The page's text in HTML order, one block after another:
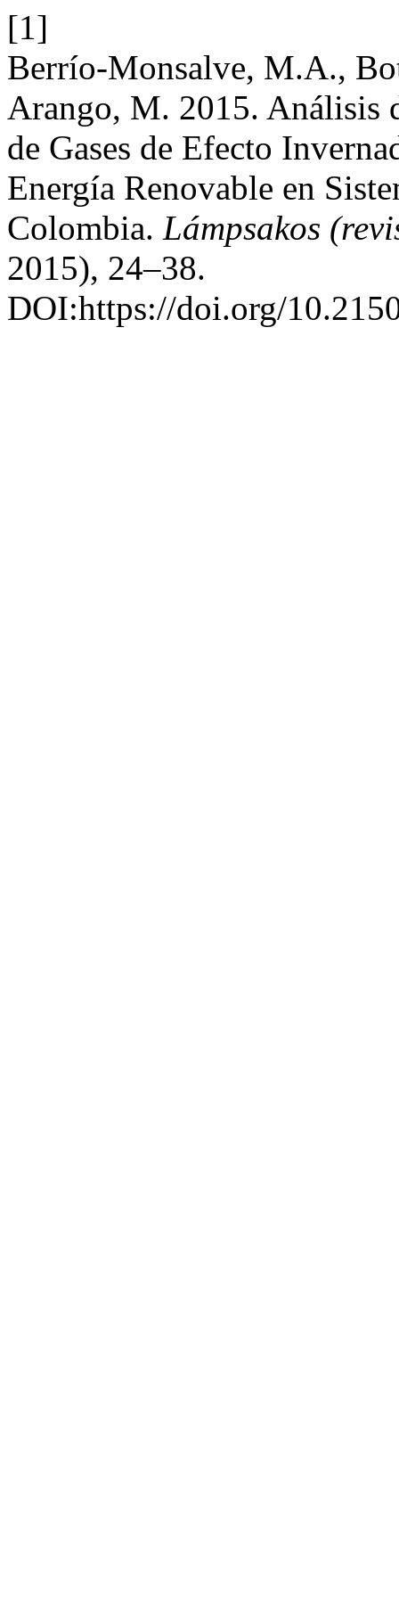
[1]
Berrío-Monsalve, M.A.,
Arango, M. 2015. Análisis
de Gases de Efecto
Energía Renovable en
Colombia. Lámpsakos
2015), 24–38.
DOI:https://doi.org/